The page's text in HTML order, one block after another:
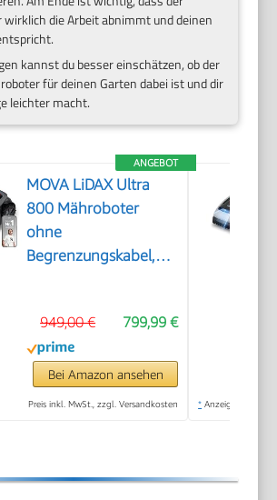
die Arbeit abnimmt und deinen
kannst du besser einschätzen, ob der
für deinen Garten dabei ist und dir
leichter macht.
ANGEBOT
MOVA LiDAX Ultra
800 Mähroboter
ohne
Begrenzungskabel,
799,99 €
949,00 €
Bei Amazon ansehen
Preis inkl. MwSt., zzgl. Versandkosten * Anzeige